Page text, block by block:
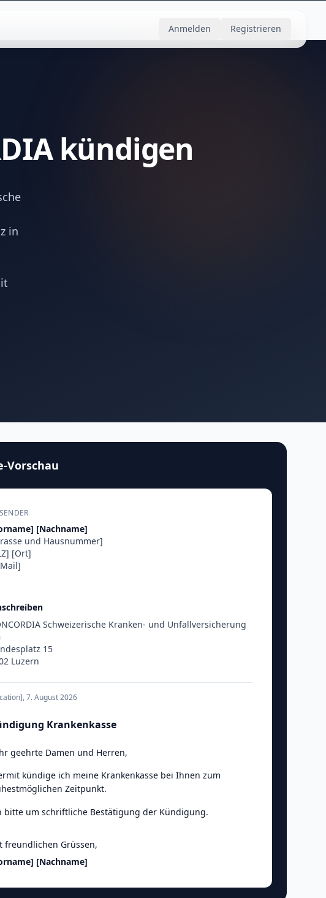
Anmelden Registrieren
kündigen
in
Vorschau
[Nachname]
und Hausnummer]
[Ort]
Schweizerische Kranken- und Unfallversicherung
15
Luzern
,7. August 2026
Krankenkasse
geehrte Damen und Herren,
kündige ich meine Krankenkasse bei Ihnen zum
Zeitpunkt.
bitte um schriftliche Bestätigung der Kündigung.
freundlichen Grüssen,
[Nachname]